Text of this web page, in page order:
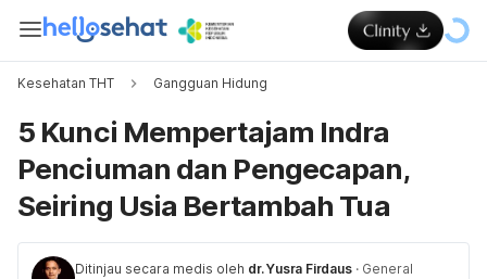
Kesehatan THT Gangguan Hidung
5 Kunci Mempertajam Indra
Penciuman dan Pengecapan,
Seiring Usia Bertambah Tua
Ditinjau secara medis oleh dr. Yusra Firdaus · General